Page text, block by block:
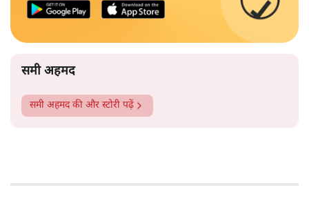
समी अहमद
समी अहमदकी और स्टोरी पढ़ें